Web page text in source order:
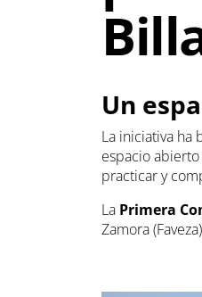
Un
La iniciativa ha
espacio
practicar y
La Primera
Zamora